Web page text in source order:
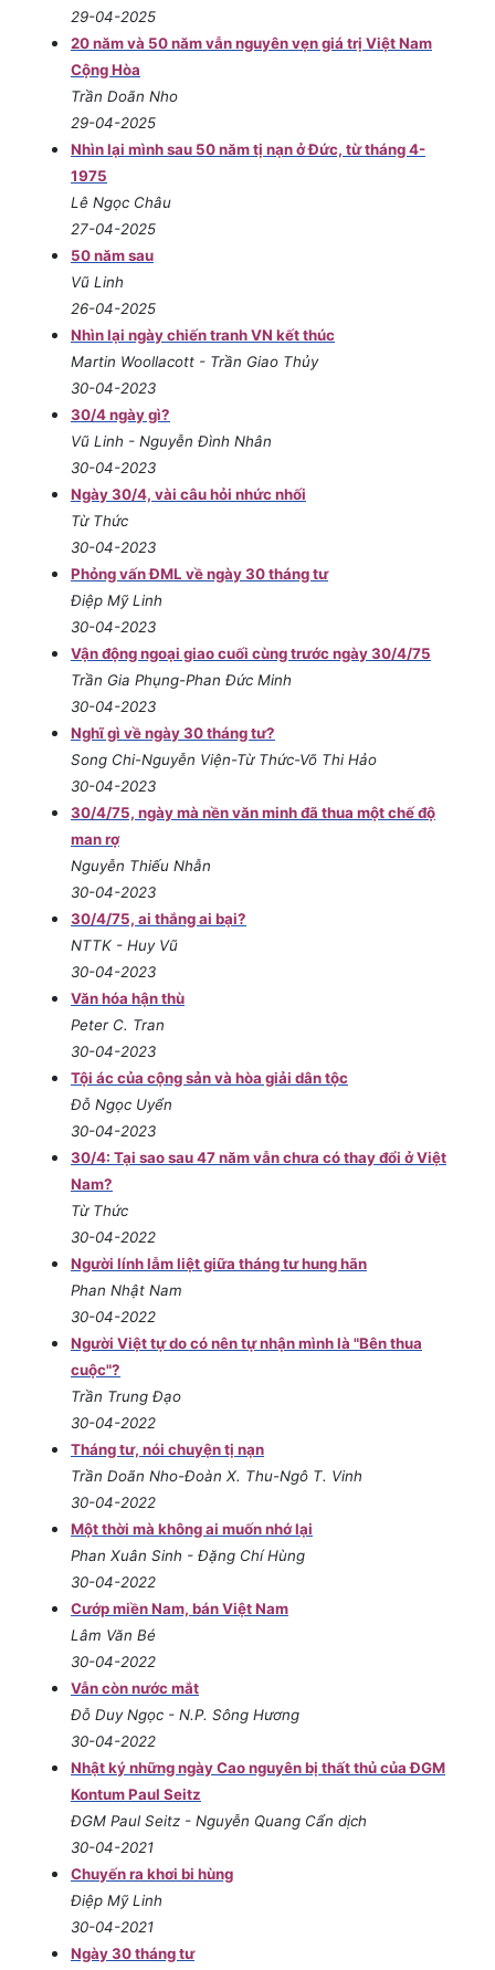
29-04-2025
20 năm và 50 năm vẫn nguyên vẹn giá trị Việt Nam
Cộng Hòa
Trần Doãn Nho
29-04-2025
Nhìn lại mình sau 50 năm tị nạn ở Đức, từ tháng 4-
1975
Lê Ngọc Châu
27-04-2025
50 năm sau
Vũ Linh
26-04-2025
Nhìn lại ngày chiến tranh VN kết thúc
Martin Woollacott - Trần Giao Thủy
30-04-2023
30/4 ngày gì?
Vũ Linh - Nguyễn Đình Nhân
30-04-2023
Ngày 30/4, vài câu hỏi nhức nhối
Từ Thức
30-04-2023
Phỏng vấn ĐML về ngày 30 tháng tư
Điệp Mỹ Linh
30-04-2023
Vận động ngoại giao cuối cùng trước ngày 30/4/75
Trần Gia Phụng-Phan Đức Minh
30-04-2023
Nghĩ gì về ngày 30 tháng tư?
Song Chi-Nguyễn Viện-Từ Thức-Võ Thi Hảo
30-04-2023
30/4/75, ngày mà nền văn minh đã thua một chế độ
man rợ
Nguyễn Thiếu Nhẫn
30-04-2023
30/4/75, ai thắng ai bại?
NTTK - Huy Vũ
30-04-2023
Văn hóa hận thù
Peter C. Tran
30-04-2023
Tội ác của cộng sản và hòa giải dân tộc
Đỗ Ngọc Uyển
30-04-2023
30/4: Tại sao sau 47 năm vẫn chưa có thay đổi ở Việt
Nam?
Từ Thức
30-04-2022
Người lính lẫm liệt giữa tháng tư hung hãn
Phan Nhật Nam
30-04-2022
Người Việt tự do có nên tự nhận mình là "Bên thua
cuộc"?
Trần Trung Đạo
30-04-2022
Tháng tư, nói chuyện tị nạn
Trần Doãn Nho-Đoàn X. Thu-Ngô T. Vinh
30-04-2022
Một thời mà không ai muốn nhớ lại
Phan Xuân Sinh - Đặng Chí Hùng
30-04-2022
Cướp miền Nam, bán Việt Nam
Lâm Văn Bé
30-04-2022
Vẫn còn nước mắt
Đỗ Duy Ngọc - N.P. Sông Hương
30-04-2022
Nhật ký những ngày Cao nguyên bị thất thủ của ĐGM
Kontum Paul Seitz
ĐGM Paul Seitz - Nguyễn Quang Cẩn dịch
30-04-2021
Chuyến ra khơi bi hùng
Điệp Mỹ Linh
30-04-2021
Ngày 30 tháng tư